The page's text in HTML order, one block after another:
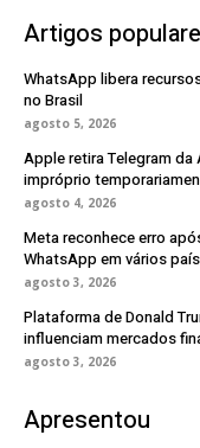
Artigos
WhatsApp libera
no Brasil
agosto 5, 2026
Apple retira Telegram
impróprio
agosto 4, 2026
Meta reconhece erro
WhatsApp em vários
agosto 3, 2026
Plataforma de Donald
influenciam mercados
agosto 3, 2026
Apresentou